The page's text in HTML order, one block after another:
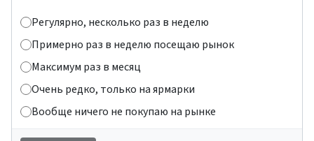
Регулярно, несколько раз в неделю
Примерно раз в неделю посещаю рынок
Максимум раз в месяц
Очень редко, только на ярмарки
Вообще ничего не покупаю на рынке